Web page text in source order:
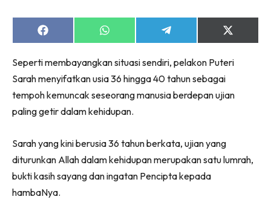
Share
on
Share
on
Share
on
Share
on
(Twitter)
Seperti membayangkan situasi sendiri, pelakon Puteri
Sarah menyifatkan usia 36 hingga 40 tahun sebagai
tempoh kemuncak seseorang manusia berdepan ujian
paling getir dalam kehidupan.
Sarah yang kini berusia 36 tahun berkata, ujian yang
diturunkan Allah dalam kehidupan merupakan satu lumrah,
bukti kasih sayang dan ingatan Pencipta kepada
hambaNya.